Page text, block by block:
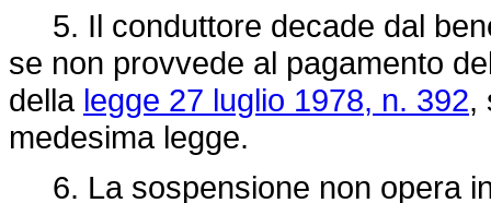
5. Il conduttore decade dal
se non provvede al pagamento
della legge 27 luglio 1978, n. 392,
medesima legge.
6. La sospensione non opera